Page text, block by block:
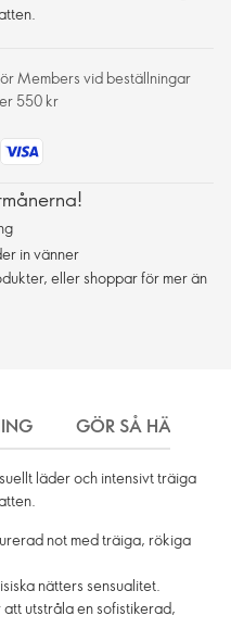
Members vid beställningar
550 kr
in vänner
eller shoppar för mer än
GÖR SÅ HÄR
läder och intensivt träiga
not med träiga, rökiga
nätters sensualitet.
utstråla en sofistikerad,